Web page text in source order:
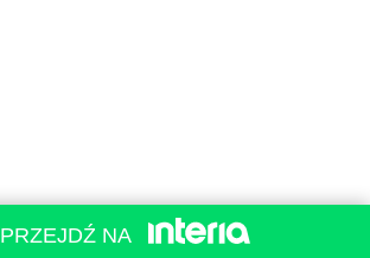
PRZEJDŹ NA